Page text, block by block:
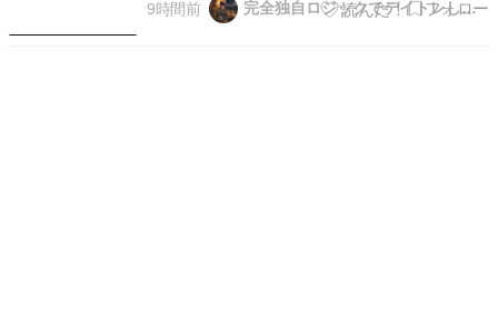
9時間前 完全独自ロジックでデイトレしてる子豚